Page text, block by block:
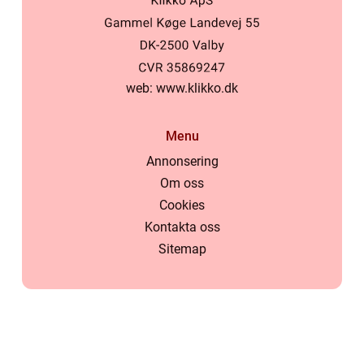
web: www.klikko.dk
Menu
Annonsering
Om oss
Cookies
Kontakta oss
Sitemap